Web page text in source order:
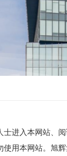
进入本网站
用本网站。旭